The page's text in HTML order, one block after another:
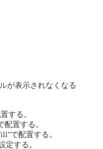
が表示されなくなる
する。
配置する。
で配置する。
定する。